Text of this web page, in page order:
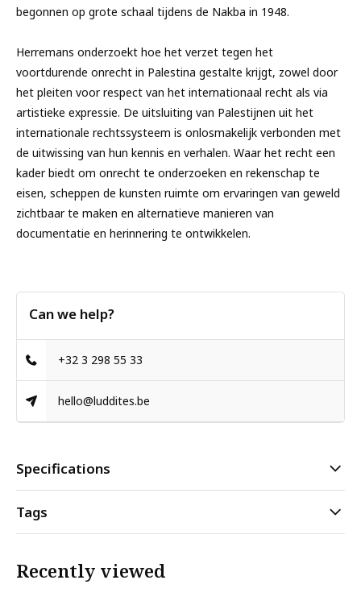
begonnen op grote schaal tijdens de Nakba in 1948.
Herremans onderzoekt hoe het verzet tegen het
voortdurende onrecht in Palestina gestalte krijgt, zowel door
het pleiten voor respect van het internationaal recht als via
artistieke expressie. De uitsluiting van Palestijnen uit het
internationale rechtssysteem is onlosmakelijk verbonden met
de uitwissing van hun kennis en verhalen. Waar het recht een
kader biedt om onrecht te onderzoeken en rekenschap te
eisen, scheppen de kunsten ruimte om ervaringen van geweld
zichtbaar te maken en alternatieve manieren van
documentatie en herinnering te ontwikkelen.
Can we help?
+32 3 298 55 33
hello@luddites.be
Specifications
Tags
Recently viewed